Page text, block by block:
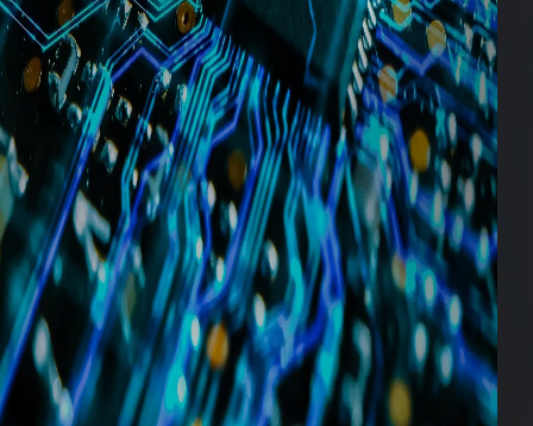
3 min
Et si votre usine pouvait anticiper le
prochain problème ?
L’IA industrielle transforme progressivement la façon
dont les fabricants exploitent leurs données. Chaque
usine génère d’immenses volumes de données.
Pourtant, dans de nombreux sites industriels, une
grande partie de ces informations reste sous-
exploitée. Les données sont collectées, stockées et
visualisées, mais rarement utilisées pour anticiper les
problèmes avant qu’ils n’affectent la production. C’est
précisément là […]